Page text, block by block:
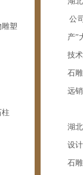
塑
公
产”
技
石
远
湖
设
石